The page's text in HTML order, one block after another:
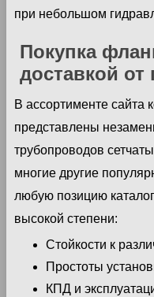
при небольшом
Покупка
доставкой
В ассортименте
представлены
трубопроводов
многие другие
любую позицию
высокой степени:
Стойкости к
Простоты
КПД и